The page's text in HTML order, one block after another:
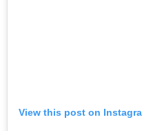
View this post on